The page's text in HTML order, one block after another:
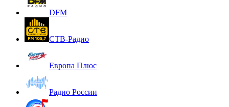
DFM
СТВ-Радио
Европа Плюс
Радио России